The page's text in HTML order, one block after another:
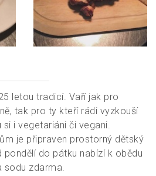
letou tradicí. Vaří jak pro
tak pro ty kteří rádi vyzkouší
i vegetariáni či vegani.
je připraven prostorný dětský
pondělí do pátku nabízí k obědu
sodu zdarma.